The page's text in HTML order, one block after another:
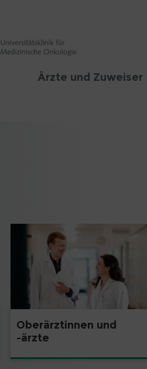
Ärzte und Zuweiser
Oberärztinnen und
-ärzte